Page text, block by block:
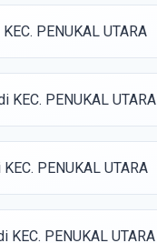
PENUKAL UTARA
KEC. PENUKAL UTARA
PENUKAL UTARA
KEC. PENUKAL UTARA